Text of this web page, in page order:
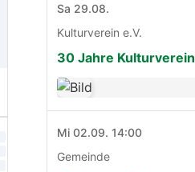
Sa 29.08.
Kulturverein e.V.
30 Jahre Kulturverein
Mi 02.09. 14:00
Gemeinde